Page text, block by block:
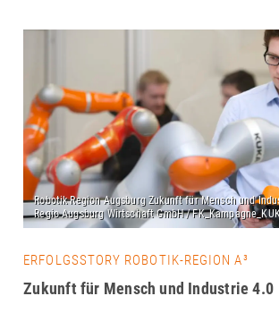
ERFOLGSSTORY ROBOTIK-REGION A³
Zukunft für Mensch und Industrie 4.0